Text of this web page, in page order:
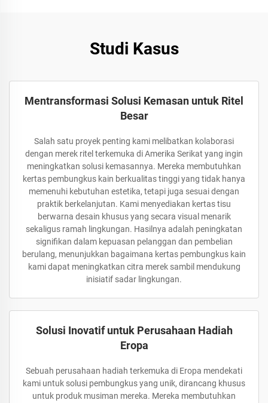
Studi Kasus
Mentransformasi Solusi Kemasan untuk Ritel
Besar
Salah satu proyek penting kami melibatkan kolaborasi
dengan merek ritel terkemuka di Amerika Serikat yang ingin
meningkatkan solusi kemasannya. Mereka membutuhkan
kertas pembungkus kain berkualitas tinggi yang tidak hanya
memenuhi kebutuhan estetika, tetapi juga sesuai dengan
praktik berkelanjutan. Kami menyediakan kertas tisu
berwarna desain khusus yang secara visual menarik
sekaligus ramah lingkungan. Hasilnya adalah peningkatan
signifikan dalam kepuasan pelanggan dan pembelian
berulang, menunjukkan bagaimana kertas pembungkus kain
kami dapat meningkatkan citra merek sambil mendukung
inisiatif sadar lingkungan.
Solusi Inovatif untuk Perusahaan Hadiah
Eropa
Sebuah perusahaan hadiah terkemuka di Eropa mendekati
kami untuk solusi pembungkus yang unik, dirancang khusus
untuk produk musiman mereka. Mereka membutuhkan